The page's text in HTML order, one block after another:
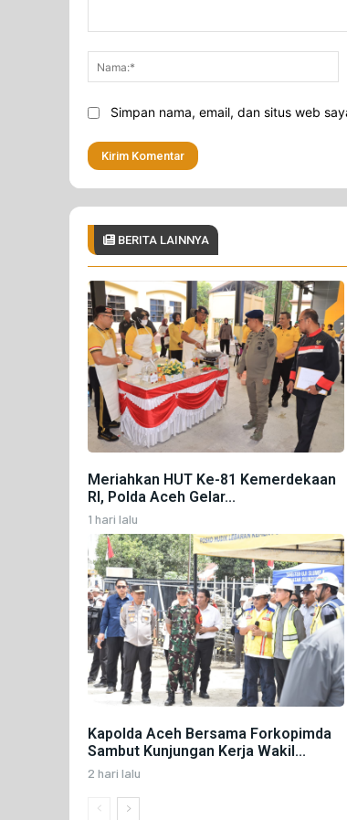
Simpan nama, email, dan situs web
BERITA LAINNYA
Meriahkan HUT Ke-81 Kemerdekaan
RI, Polda Aceh Gelar...
1 hari lalu
Kapolda Aceh Bersama Forkopimda
Sambut Kunjungan Kerja Wakil...
2 hari lalu